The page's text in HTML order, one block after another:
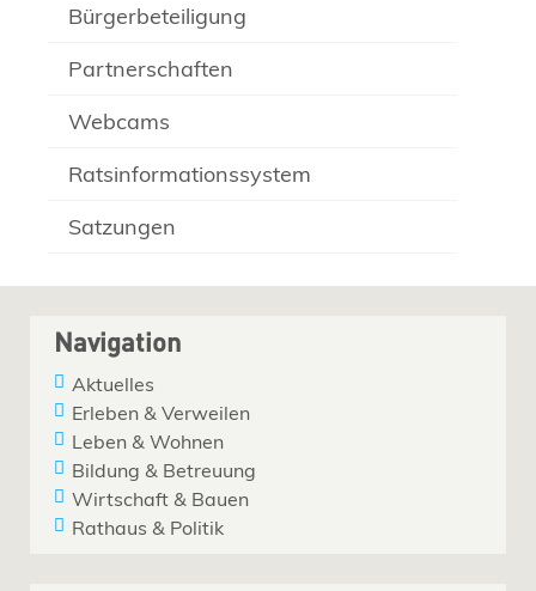
Bürgerbeteiligung
Partnerschaften
Webcams
Ratsinformationssystem
Satzungen
Navigation
Aktuelles
Erleben & Verweilen
Leben & Wohnen
Bildung & Betreuung
Wirtschaft & Bauen
Rathaus & Politik